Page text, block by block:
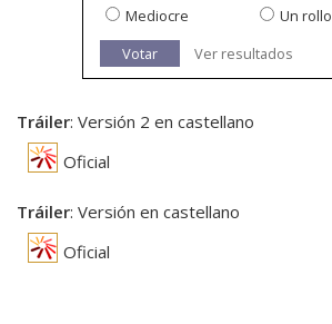
Mediocre
Un rollo
Votar
Ver resultados
Tráiler: Versión 2 en castellano
Oficial
Tráiler: Versión en castellano
Oficial